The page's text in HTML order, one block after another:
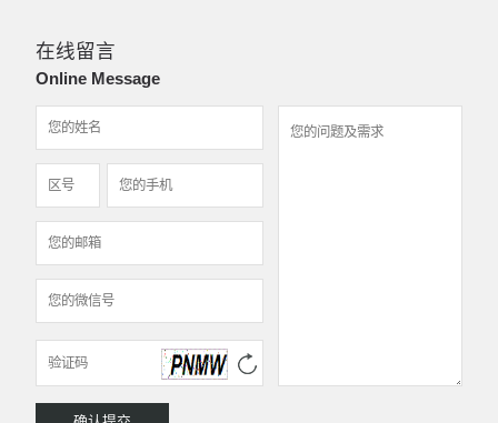
在线留言
Online Message